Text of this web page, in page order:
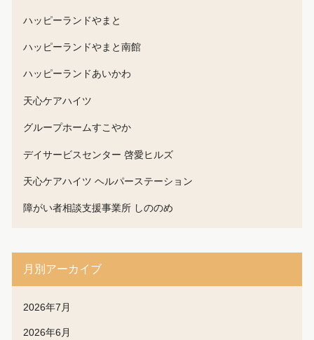
ハッピーランドやまと
ハッピーランドやまと南館
ハッピーランドあいかわ
天心ケアハイツ
グループホームすこやか
デイサービスセンター 啓愛ヒルズ
天心ケアハイツ ヘルパーステーション
障がい者相談支援事業所 しののめ
月別アーカイブ
2026年7月
2026年6月